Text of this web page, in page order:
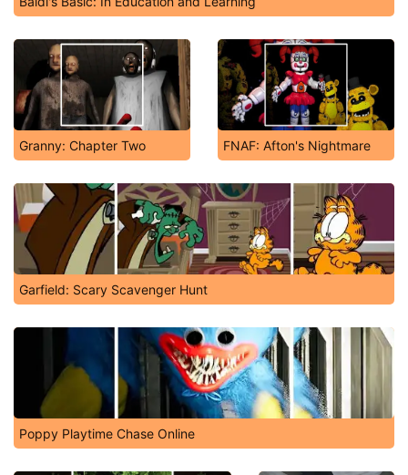
Granny: Chapter Two FNAF: Afton's Nightmare
Garfield: Scary Scavenger Hunt
Poppy Playtime Chase Online